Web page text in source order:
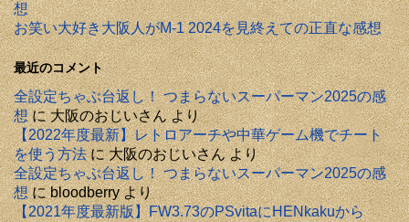
想
お笑い大好き大阪人がM-1 2024を見終えての正直な感想
最近のコメント
全設定ちゃぶ台返し！ つまらないスーパーマン2025の感
想に大阪のおじいさんより
【2022年度最新】レトロアーチや中華ゲーム機でチート
を使う方法に大阪のおじいさんより
全設定ちゃぶ台返し！ つまらないスーパーマン2025の感
想にbloodberryより
【2021年度最新版】FW3.73のPSvitaにHENkakuから